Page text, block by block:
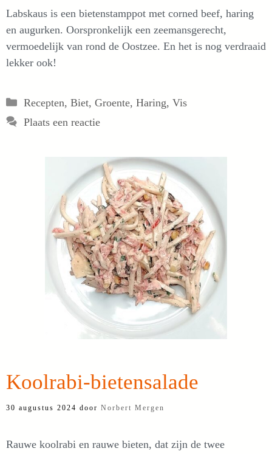
Labskaus is een bietenstamppot met corned beef, haring
en augurken. Oorspronkelijk een zeemansgerecht,
vermoedelijk van rond de Oostzee. En het is nog verdraaid
lekker ook!
Categorieën
Recepten, Biet, Groente, Haring, Vis
Plaats een reactie
Koolrabi-bietensalade
30 augustus 2024 door Norbert Mergen
Rauwe koolrabi en rauwe bieten, dat zijn de twee